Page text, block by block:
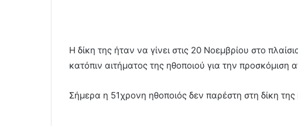
Η δίκη της ήταν να γίνει στις 20 Νοεμβρίου στο
κατόπιν αιτήματος της ηθοποιού για την
Σήμερα η 51χρονη ηθοποιός δεν παρέστη στη δίκη